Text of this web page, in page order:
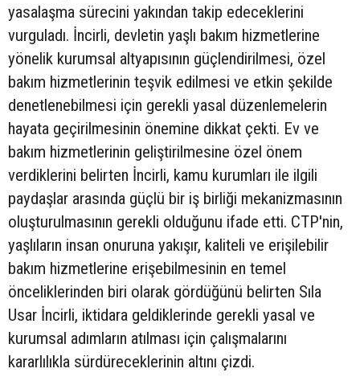
yasalaşma sürecini yakından takip edeceklerini
vurguladı. İncirli, devletin yaşlı bakım hizmetlerine
yönelik kurumsal altyapısının güçlendirilmesi, özel
bakım hizmetlerinin teşvik edilmesi ve etkin şekilde
denetlenebilmesi için gerekli yasal düzenlemelerin
hayata geçirilmesinin önemine dikkat çekti. Ev ve
bakım hizmetlerinin geliştirilmesine özel önem
verdiklerini belirten İncirli, kamu kurumları ile ilgili
paydaşlar arasında güçlü bir iş birliği mekanizmasının
oluşturulmasının gerekli olduğunu ifade etti. CTP'nin,
yaşlıların insan onuruna yakışır, kaliteli ve erişilebilir
bakım hizmetlerine erişebilmesinin en temel
önceliklerinden biri olarak gördüğünü belirten Sıla
Usar İncirli, iktidara geldiklerinde gerekli yasal ve
kurumsal adımların atılması için çalışmalarını
kararlılıkla sürdüreceklerinin altını çizdi.